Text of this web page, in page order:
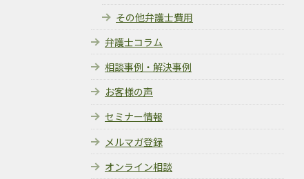
その他弁護士費用
弁護士コラム
相談事例・解決事例
お客様の声
セミナー情報
メルマガ登録
オンライン相談